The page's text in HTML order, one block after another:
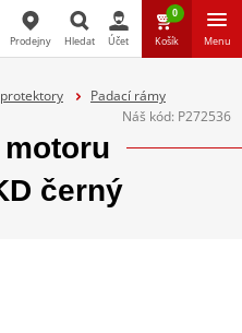
Hledat
Prodejny Hledat Účet
0
Košík Menu
Padací rámy
Náš kód: P272536
černý